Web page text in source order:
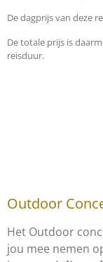
De dagprijs van deze
De totale prijs is
reisduur.
Outdoor
Het Outdoor
jou mee nemen